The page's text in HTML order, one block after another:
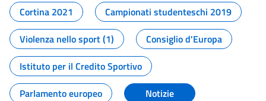
Cortina 2021
Campionati studenteschi 2019
Violenza nello sport (1)
Consiglio d'Europa
Istituto per il Credito Sportivo
Parlamento europeo
Notizie